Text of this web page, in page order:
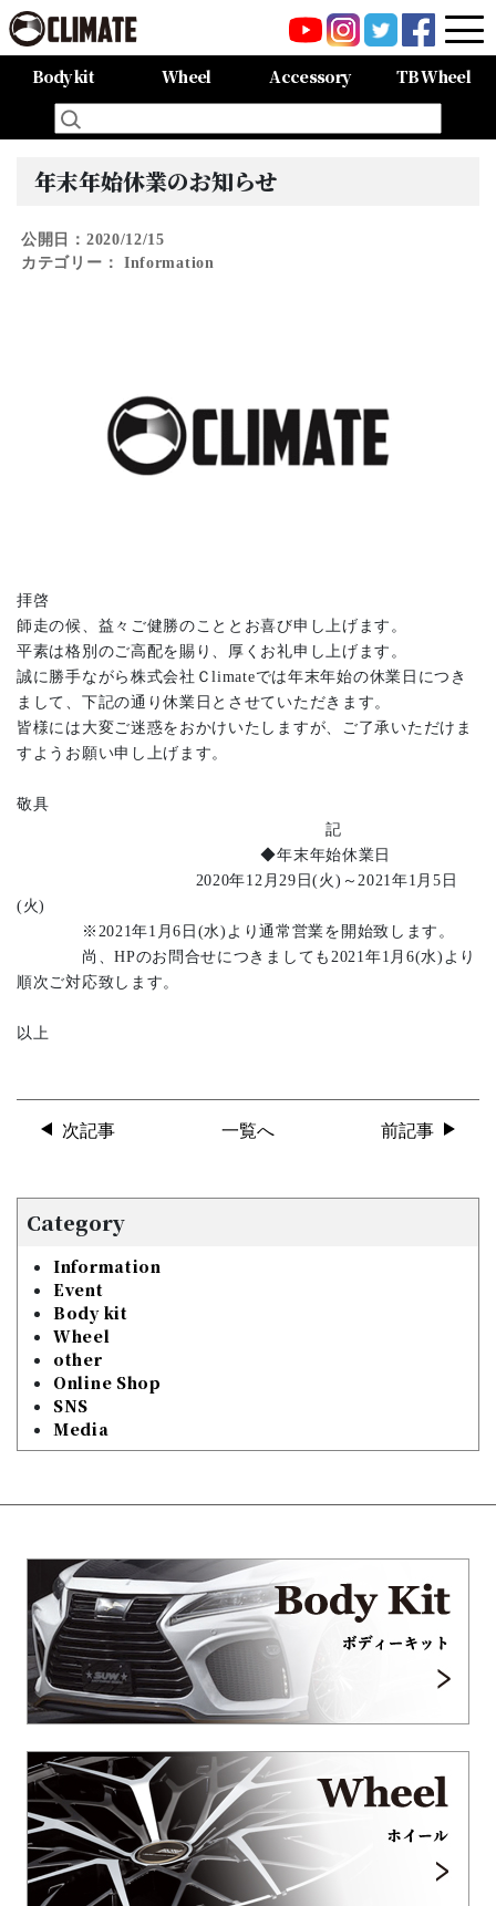
Body kit
All Items
80HARRIER-Balena-
MAZDA CX-8 -Balena-
MAZDA CX-5 -Balena-
LAND CRUISER 150PRADO
LAND CRUISER 200
60HARRIER(Late Term)
60HARRIER(First Term)
50PRIUS
LEXUS NX300 F-SPORT
LEXUS LX570
Wheel
All Items
CARGO PRO/カーゴプロ
GAISEN/凱旋
HOUOH/鳳凰
DEVGRU
ALIA LM-r
ALIA M-5
ALIA S-5
SWATT
BurjAL【Forged】
TEJAS【Forged】
Accessory TB Wheel
年末年始休業のお知らせ
公開日：2020/12/15
カテゴリー：
Information
拝啓
師走の候、益々ご健勝のこととお喜び申し上げます。
平素は格別のご高配を賜り、厚くお礼申し上げます。
誠に勝手ながら株式会社Ｃlimateでは年末年始の休業日につき
まして、下記の通り休業日とさせていただきます。
皆様には大変ご迷惑をおかけいたしますが、ご了承いただけま
すようお願い申し上げます。
敬具
記
◆年末年始休業日
2020年12月29日(火)～2021年1月5日
(火)
※2021年1月6日(水)より通常営業を開始致します。
尚、HPのお問合せにつきましても2021年1月6(水)より
順次ご対応致します。
以上
次記事 一覧へ 前記事
Category
Information
Event
Body kit
Wheel
other
Online Shop
SNS
Media